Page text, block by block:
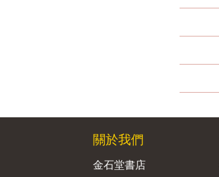
關於我們
金石堂書店